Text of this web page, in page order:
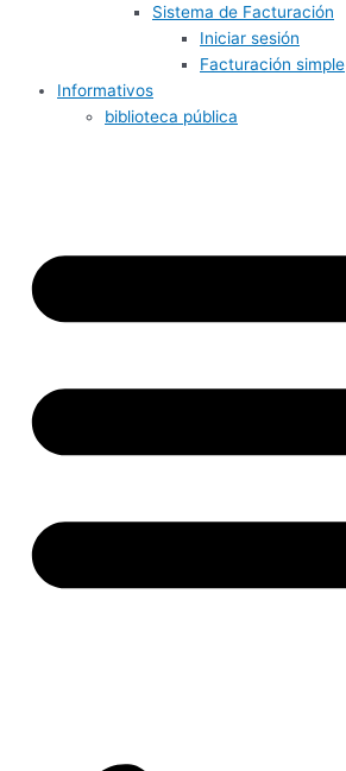
Sistema de Facturación
Iniciar sesión
Facturación simple
Informativos
biblioteca pública